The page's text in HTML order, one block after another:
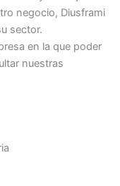
negocio, Diusframi
sector.
en la que poder
nuestras